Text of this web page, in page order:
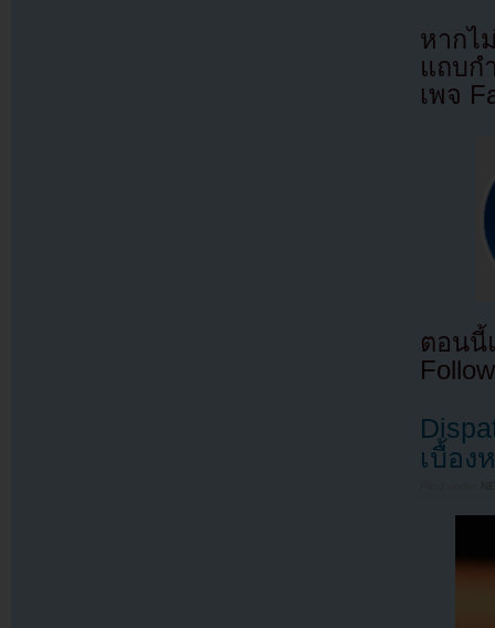
หากไ
แถบก
เพจ
ตอนนี้
เบื้อง